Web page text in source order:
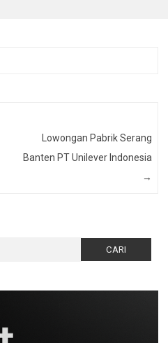
Lowongan Pabrik Serang
Banten PT Unilever Indonesia
→